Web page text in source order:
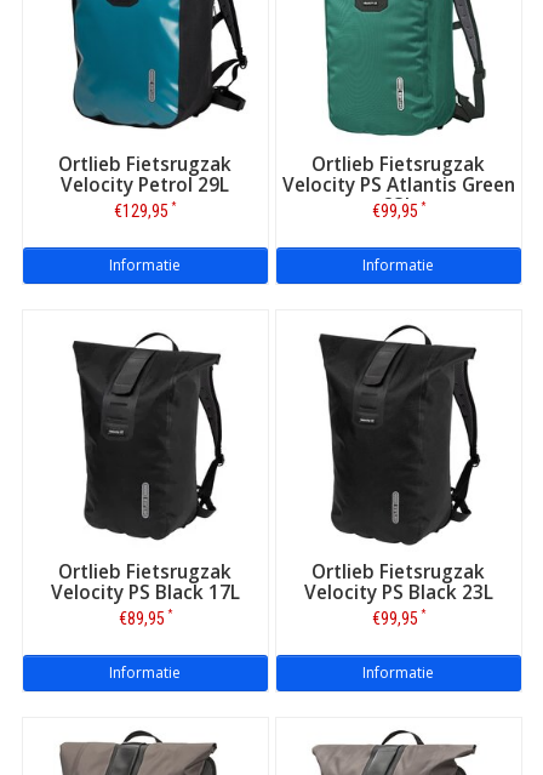
Ortlieb Fietsrugzak
Velocity Petrol 29L
€129,95 *
Informatie
Ortlieb Fietsrugzak
Velocity PS Atlantis Green
23L
€99,95 *
Informatie
Ortlieb Fietsrugzak
Velocity PS Black 17L
€89,95 *
Informatie
Ortlieb Fietsrugzak
Velocity PS Black 23L
€99,95 *
Informatie